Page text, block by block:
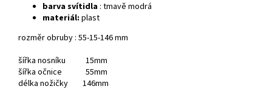
barva svítidla : tmavě modrá
materiál: plast
rozměr obruby : 55-15-146 mm
šířka nosníku 15mm
šířka očnice 55mm
délka nožičky 146mm